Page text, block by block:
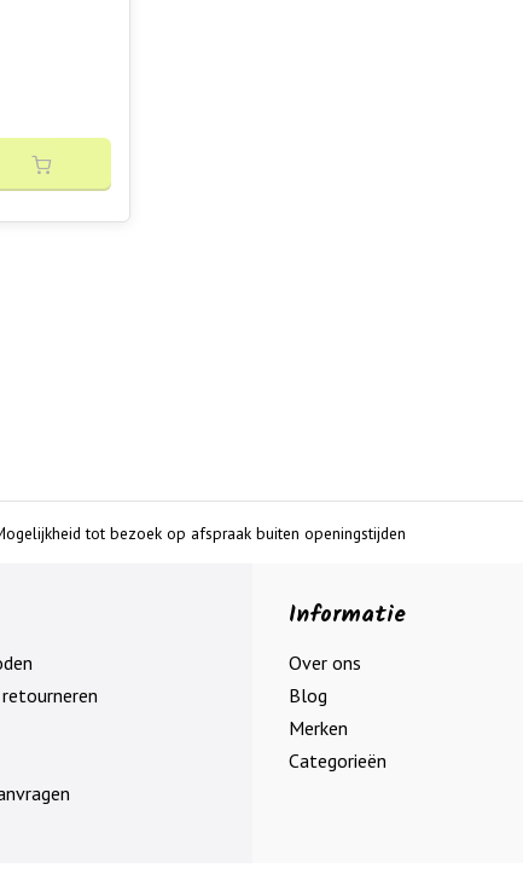
tot bezoek op afspraak buiten openingstijden
Informatie
Over ons
Blog
Merken
Categorieën